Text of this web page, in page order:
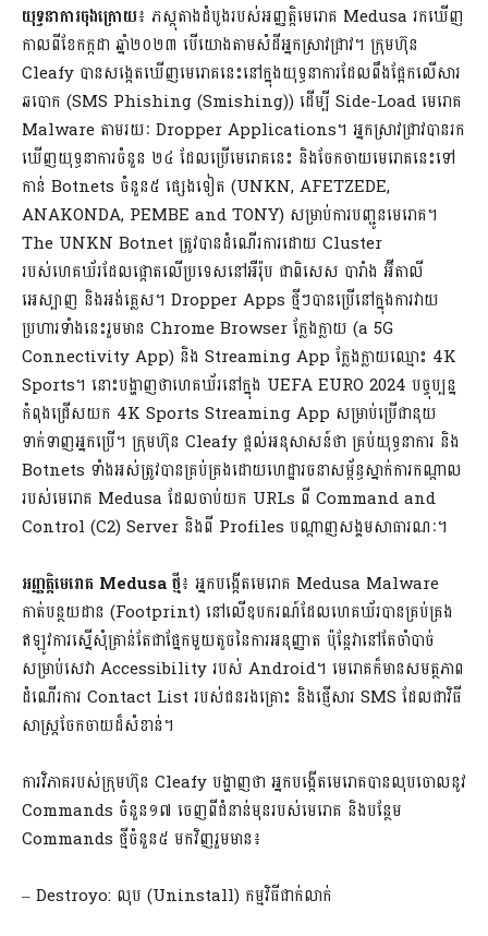
យុទ្ធនាការចុងក្រោយ៖ ភស្តុតាងដំបូងរបស់អញ្ញតិ្តមេរោគ Medusa រកឃើញ
កាលពីខែកក្កដា ឆ្នាំ២០២៣ បើយោងតាមសំដីអ្នកស្រាវជ្រាវ។ ក្រុមហ៊ុន
Cleafy បានសង្កេតឃើញមេរោគនេះនៅក្នុងយុទ្ធនាការដែលពឹងផ្អែកលើសារ
ឆបោក (SMS Phishing (Smishing)) ដើម្បី Side-Load មេរោគ
Malware តាមរយៈ Dropper Applications។ អ្នកស្រាវជ្រាវបានរក
ឃើញយុទ្ធនាការចំនួន ២៤ ដែលប្រើមេរោគនេះ និងចែកចាយមេរោគនេះទៅ
កាន់ Botnets ចំនួន៥ ផ្សេងទៀត (UNKN, AFETZEDE,
ANAKONDA, PEMBE and TONY) សម្រាប់ការបញ្ជូនមេរោគ។
The UNKN Botnet ត្រូវបានដំណើរការដោយ Cluster
របស់ហេគឃ័រដែលផ្តោតលើប្រទេសនៅអឺរ៉ុប ជាពិសេស បារាំង អ៊ីតាលី
អេស្បាញ និងអង់គ្លេស។ Dropper Apps ថ្មីៗបានប្រើនៅក្នុងការវាយ
ប្រហារទាំងនេះរួមមាន Chrome Browser ក្លែងក្លាយ (a 5G
Connectivity App) និង Streaming App ក្លែងក្លាយឈ្មោះ 4K
Sports។ នោះបង្ហាញថាហេគឃ័រនៅក្នុង UEFA EURO 2024 បច្ចុប្បន្ន
កំពុងជ្រើសយក 4K Sports Streaming App សម្រាប់ប្រើជានុយ
ទាក់ទាញអ្នកប្រើ។ ក្រុមហ៊ុន Cleafy ផ្តល់អនុសាសន៍ថា គ្រប់យុទ្ធនាការ និង
Botnets ទាំងអស់ត្រូវបានគ្រប់គ្រងដោយហេដ្ឋារចនាសម្ព័ន្ធស្នាក់ការកណ្តាល
របស់មេរោគ Medusa ដែលចាប់យក URLs ពី Command and
Control (C2) Server និងពី Profiles បណ្តាញសង្គមសាធារណៈ។
អញ្ញត្តិមេរោគ Medusa ថ្មី៖ អ្នកបង្កើតមេរោគ​ Medusa Malware
កាត់បន្ថយដាន (Footprint) នៅលើឧបករណ៍ដែលហេគឃ័របានគ្រប់គ្រង
ឥឡូវការស្នើសុំគ្រាន់តែជាផ្នែកមួយតូចនៃការអនុញ្ញាត ប៉ុន្តែវានៅតែចាំបាច់
សម្រាប់សេវា Accessibility របស់ Android។ មេរោគក៏មានសមត្ថភាព
ដំណើរការ Contact List របស់ជនរងគ្រោះ និងផ្ញើសារ SMS ដែលជាវិធី
សាស្រ្តចែកចាយដ៏សំខាន់។
ការវិភាគរបស់ក្រុមហ៊ុន Cleafy បង្ហាញថា អ្នកបង្កើតមេរោគបានលុបចោលនូវ
Commands ចំនួន១៧ ចេញពីជំនាន់មុនរបស់មេរោគ និងបន្ថែម
Commands ថ្មីចំនួន៥ មកវិញរួមមាន៖
– Destroyo: លុប (Uninstall) កម្មវិធីជាក់លាក់